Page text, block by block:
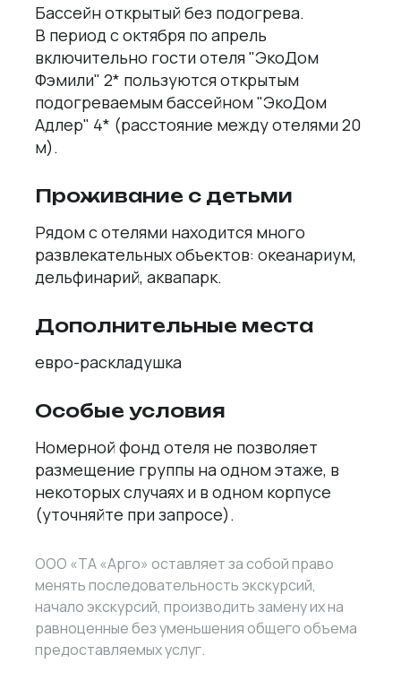
Бассейн открытый без подогрева.
В период с октября по апрель
включительно гости отеля "ЭкоДом
Фэмили" 2* пользуются открытым
подогреваемым бассейном "ЭкоДом
Адлер" 4* (расстояние между отелями 20
м).
Проживание с детьми
Рядом с отелями находится много
развлекательных объектов: океанариум,
дельфинарий, аквапарк.
Дополнительные места
евро-раскладушка
Особые условия
Номерной фонд отеля не позволяет
размещение группы на одном этаже, в
некоторых случаях и в одном корпусе
(уточняйте при запросе).
ООО «ТА «Арго» оставляет за собой право
менять последовательность экскурсий,
начало экскурсий, производить замену их на
равноценные без уменьшения общего объема
предоставляемых услуг.